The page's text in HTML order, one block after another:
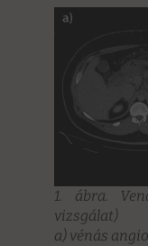
1. ábra.
vizsgálat)
a) vénás